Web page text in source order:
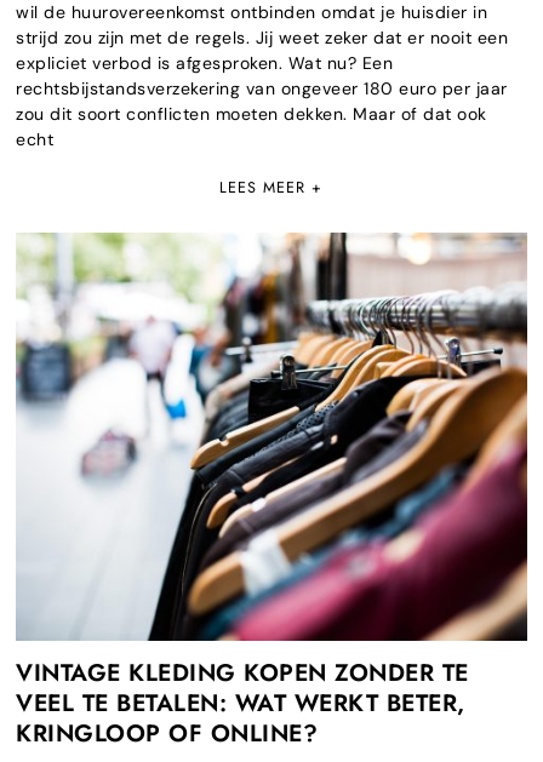
wil de huurovereenkomst ontbinden omdat je huisdier in
strijd zou zijn met de regels. Jij weet zeker dat er nooit een
expliciet verbod is afgesproken. Wat nu? Een
rechtsbijstandsverzekering van ongeveer 180 euro per jaar
zou dit soort conflicten moeten dekken. Maar of dat ook
echt
LEES MEER +
VINTAGE KLEDING KOPEN ZONDER TE
VEEL TE BETALEN: WAT WERKT BETER,
KRINGLOOP OF ONLINE?